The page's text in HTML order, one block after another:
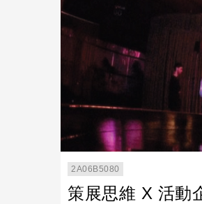
2A06B5080
策展思維 X 活動